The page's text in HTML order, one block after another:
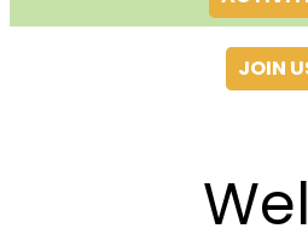
JOIN